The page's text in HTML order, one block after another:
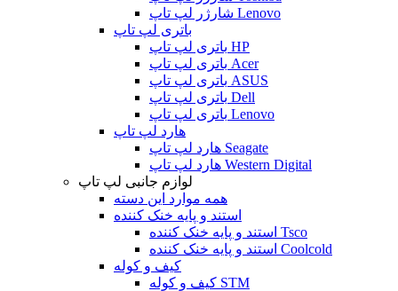
شارژر لپ تاپ Lenovo
باتری لپ تاپ
باتری لپ تاپ HP
باتری لپ تاپ Acer
باتری لپ تاپ ASUS
باتری لپ تاپ Dell
باتری لپ تاپ Lenovo
هارد لپ تاپ
هارد لپ تاپ Seagate
هارد لپ تاپ Western Digital
لوازم جانبی لپ تاپ
همه موارد این دسته
استند و پایه خنک کننده
استند و پایه خنک کننده Tsco
استند و پایه خنک کننده Coolcold
کیف و کوله
کیف و کوله STM